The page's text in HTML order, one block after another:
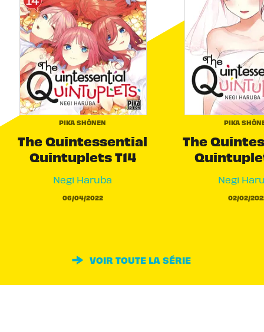
PIKA SHÔNEN
The Quintessential
Quintuplets T14
Negi Haruba
06/04/2022
PIKA
The
Negi
02/02/
VOIR TOUTE LA SÉRIE